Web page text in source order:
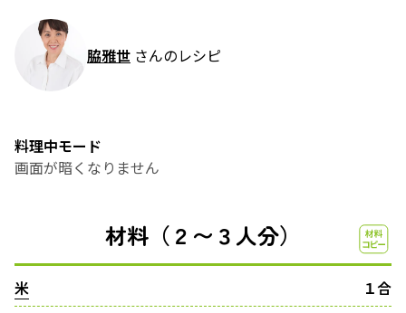
脇雅世 さんのレシピ
料理中モード
画面が暗くなりません
材料（２〜３人分）
米
１合